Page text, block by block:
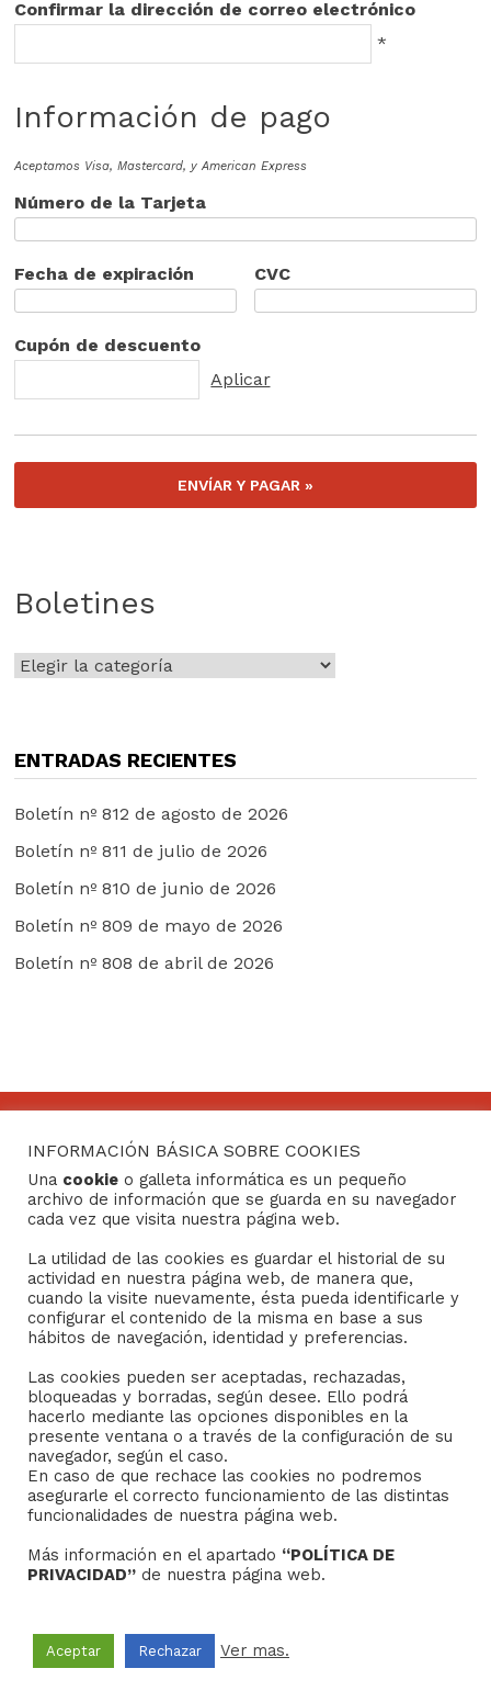
Confirmar la dirección de correo electrónico
*
Información de pago
Aceptamos Visa, Mastercard, y American Express
Número de la Tarjeta
Fecha de expiración CVC
Cupón de descuento
Boletines
Boletines
ENTRADAS RECIENTES
Boletín nº 812 de agosto de 2026
Boletín nº 811 de julio de 2026
Boletín nº 810 de junio de 2026
Boletín nº 809 de mayo de 2026
Boletín nº 808 de abril de 2026
CONTACTO
Consejo General de Hermandades y Cofradías de la
ciudad de Sevilla
C/ San Gregorio 26. 41004- Sevilla
(+34) 954 21 59 27
boletin@hermandades-de-sevilla.org
AVISO LEGAL
Sus datos seguros.
Política de Cookies.
Copyright © 2022Grupo Studium Formación
INFORMACIÓN BÁSICA SOBRE COOKIES
Una cookie o galleta informática es un pequeño
archivo de información que se guarda en su navegador
cada vez que visita nuestra página web.
La utilidad de las cookies es guardar el historial de su
actividad en nuestra página web, de manera que,
cuando la visite nuevamente, ésta pueda identificarle y
configurar el contenido de la misma en base a sus
hábitos de navegación, identidad y preferencias.
Las cookies pueden ser aceptadas, rechazadas,
bloqueadas y borradas, según desee. Ello podrá
hacerlo mediante las opciones disponibles en la
presente ventana o a través de la configuración de su
navegador, según el caso.
En caso de que rechace las cookies no podremos
asegurarle el correcto funcionamiento de las distintas
funcionalidades de nuestra página web.
Más información en el apartado “POLÍTICA DE
PRIVACIDAD” de nuestra página web.
Aceptar Rechazar Ver mas.